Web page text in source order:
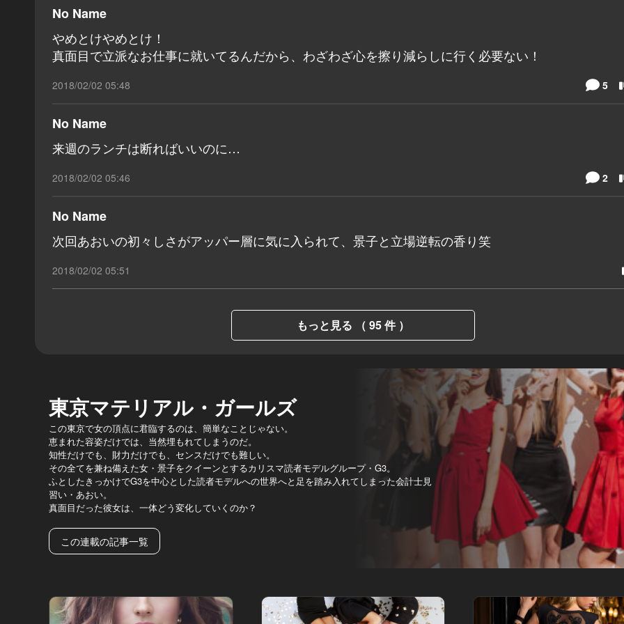
No Name
やめとけやめとけ！
真面目で立派なお仕事に就いてるんだから、わざわざ心を擦り減らしに行く必要ない！
2018/02/02 05:48 5
No Name
来週のランチは断ればいいのに…
2018/02/02 05:46 2
No Name
次回あおいの初々しさがアッパー層に気に入られて、景子と立場逆転の香り笑
2018/02/02 05:51
もっと見る （ 95 件 ）
東京マテリアル・ガールズ
この東京で女の頂点に君臨するのは、簡単なことじゃない。
恵まれた容姿だけでは、当然埋もれてしまうのだ。
知性だけでも、財力だけでも、センスだけでも難しい。
その全てを兼ね備えた女・景子をクイーンとするカリスマ読者モデルグループ・G3。
ふとしたきっかけでG3を中心とした読者モデルへの世界へと足を踏み入れてしまった会計士見
習い・あおい。
真面目だった彼女は、一体どう変化していくのか？
この連載の記事一覧